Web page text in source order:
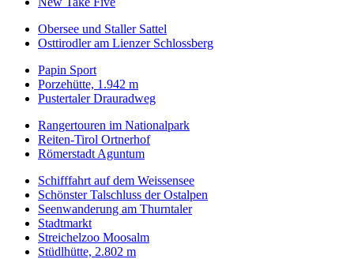
Obersee und Staller Sattel
Osttirodler am Lienzer Schlossberg
Papin Sport
Porzehütte, 1.942 m
Pustertaler Drauradweg
Rangertouren im Nationalpark
Reiten-Tirol Ortnerhof
Römerstadt Aguntum
Schifffahrt auf dem Weissensee
Schönster Talschluss der Ostalpen
Seenwanderung am Thurntaler
Stadtmarkt
Streichelzoo Moosalm
Stüdlhütte, 2.802 m